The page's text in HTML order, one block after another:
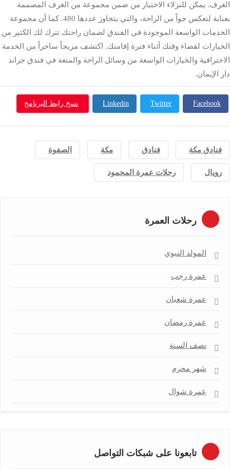
الغرف. يمكن للنزلاء الاختيار من ضمن مجموعة من الغرف المصممة
بعناية لتعكس جواً من الراحة، والتي يتجاوز عددها 480. كما أن مجموعة
الخدمات الواسعة الموجودة في الفندق لضمان راحتك تترك لك الكثير من
الخيارات لقضاء وقتك أثناء فترة إقامتك. اكتشف مزيجاً ساحراً من الخدمة
الاحترافية والخيارات الواسعة من وسائل الراحة والمتعة في فندق جراند
دار الإيمان.
Facebook
Twitter
Linkedin نسخ رابط البرنامج
فنادق مكة فنادق مكة الصفوة
رويال رحلات عمرة المحمود
رحلات العمرة
المولد النبوي
عمرة رجب
عمرة شعبان
عمرة رمضان
نصف السنة
شهر محرم
عمرة شوال
تابعونا على شبكات التواصل